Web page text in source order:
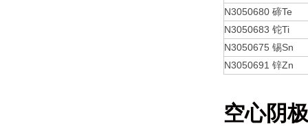
N3050680 碲Te
N3050683 铊Ti
N3050675 锡Sn
N3050691 锌Zn
空心阴